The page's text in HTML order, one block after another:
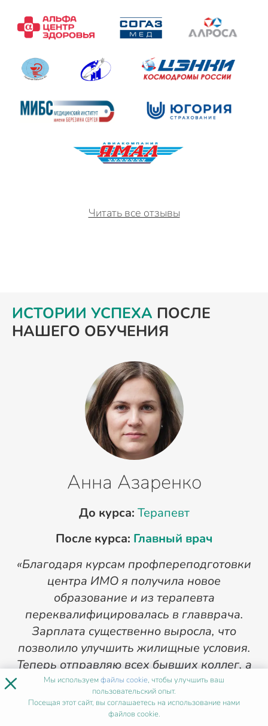
Читать все отзывы
ИСТОРИИ УСПЕХА ПОСЛЕ
НАШЕГО ОБУЧЕНИЯ
Анна Азаренко
До курса: Терапевт
После курса: Главный врач
«Благодаря курсам профпереподготовки
центра ИМО я получила новое
образование и из терапевта
переквалифицировалась в главврача.
Зарплата существенно выросла, что
позволило улучшить жилищные условия.
Теперь отправляю всех бывших коллег, а
ныне своих сотрудников на курсы в ИМО».
1/4
× Мы используемфайлы cookie, чтобы улучшить ваш
пользовательский опыт.
Посещая этот сайт, вы соглашаетесь на использование нами
файлов cookie.